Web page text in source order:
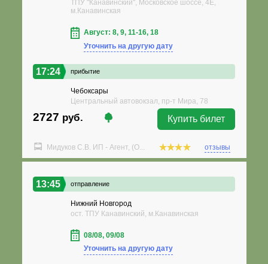
ТПУ "Канавинский", Московское шоссе, 4Е,
м.Канавинская
Август: 8, 9, 11-16, 18
Уточнить на другую дату
17:24 прибытие
Чебоксары
Центральный автовокзал, пр-т Мира, 78
2727 руб. Купить билет
Мидуков С.В. ИП - Агент, (О... отзывы
13:45 отправление
Нижний Новгород
ост. ТПУ Канавинский, м.Канавинская
08/08, 09/08
Уточнить на другую дату